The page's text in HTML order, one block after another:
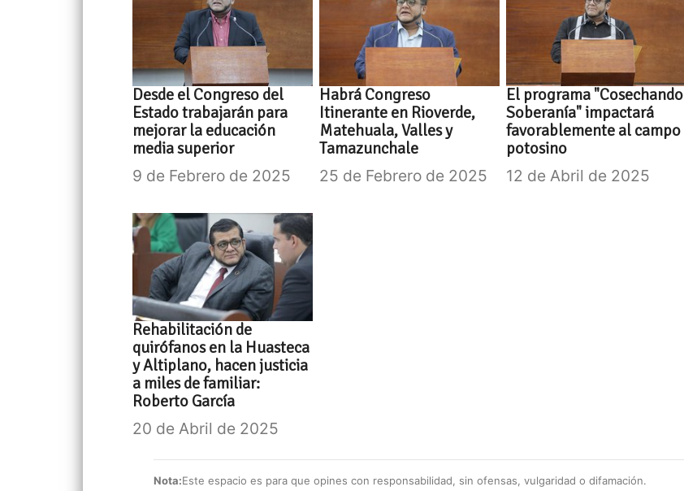
Desde el Congreso del
Estado trabajarán para
mejorar la educación
media superior
9 de Febrero de 2025
Habrá Congreso
Itinerante en Rioverde,
Matehuala, Valles y
Tamazunchale
25 de Febrero de 2025
El programa "Cosechando
Soberanía" impactará
favorablemente al campo
potosino
12 de Abril de 2025
Rehabilitación de
quirófanos en la Huasteca
y Altiplano, hacen justicia
a miles de familiar:
Roberto García
20 de Abril de 2025
Nota:Este espacio es para que opines con responsabilidad, sin ofensas, vulgaridad o difamación.